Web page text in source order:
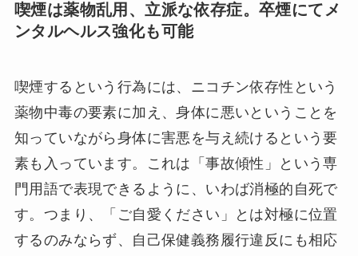
喫煙は薬物乱用、立派な依存症。卒煙にてメ
ンタルヘルス強化も可能
喫煙するという行為には、ニコチン依存性という
薬物中毒の要素に加え、身体に悪いということを
知っていながら身体に害悪を与え続けるという要
素も入っています。これは「事故傾性」という専
門用語で表現できるように、いわば消極的自死で
す。つまり、「ご自愛ください」とは対極に位置
するのみならず、自己保健義務履行違反にも相応